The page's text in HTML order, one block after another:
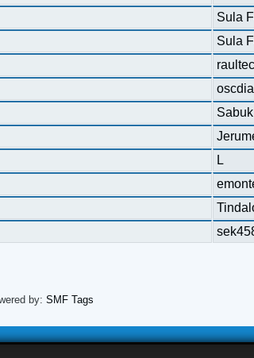
Sula
Sula
Sabuk
L
by: SMF Tags